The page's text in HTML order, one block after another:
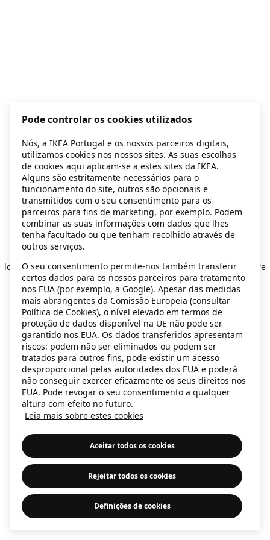
Application error: a client-side exception has occurred
loadingsecondhand.ikea.com (see the browser console for more
information).
Pode controlar os cookies utilizados
Nós, a IKEA Portugal e os nossos parceiros digitais,
utilizamos cookies nos nossos sites. As suas escolhas
de cookies aqui aplicam-se a estes sites da IKEA.
Alguns são estritamente necessários para o
funcionamento do site, outros são opcionais e
transmitidos com o seu consentimento para os
parceiros para fins de marketing, por exemplo. Podem
combinar as suas informações com dados que lhes
tenha facultado ou que tenham recolhido através de
outros serviços.
O seu consentimento permite-nos também transferir
certos dados para os nossos parceiros para tratamento
nos EUA (por exemplo, a Google). Apesar das medidas
mais abrangentes da Comissão Europeia (consultar
Política de Cookies), o nível elevado em termos de
proteção de dados disponível na UE não pode ser
garantido nos EUA. Os dados transferidos apresentam
riscos: podem não ser eliminados ou podem ser
tratados para outros fins, pode existir um acesso
desproporcional pelas autoridades dos EUA e poderá
não conseguir exercer eficazmente os seus direitos nos
EUA. Pode revogar o seu consentimento a qualquer
altura com efeito no futuro.
Leia mais sobre estes cookies
Aceitar todos os cookies
Rejeitar todos os cookies
Definições de cookies